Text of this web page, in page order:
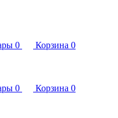
0 Корзина 0
0 Корзина 0